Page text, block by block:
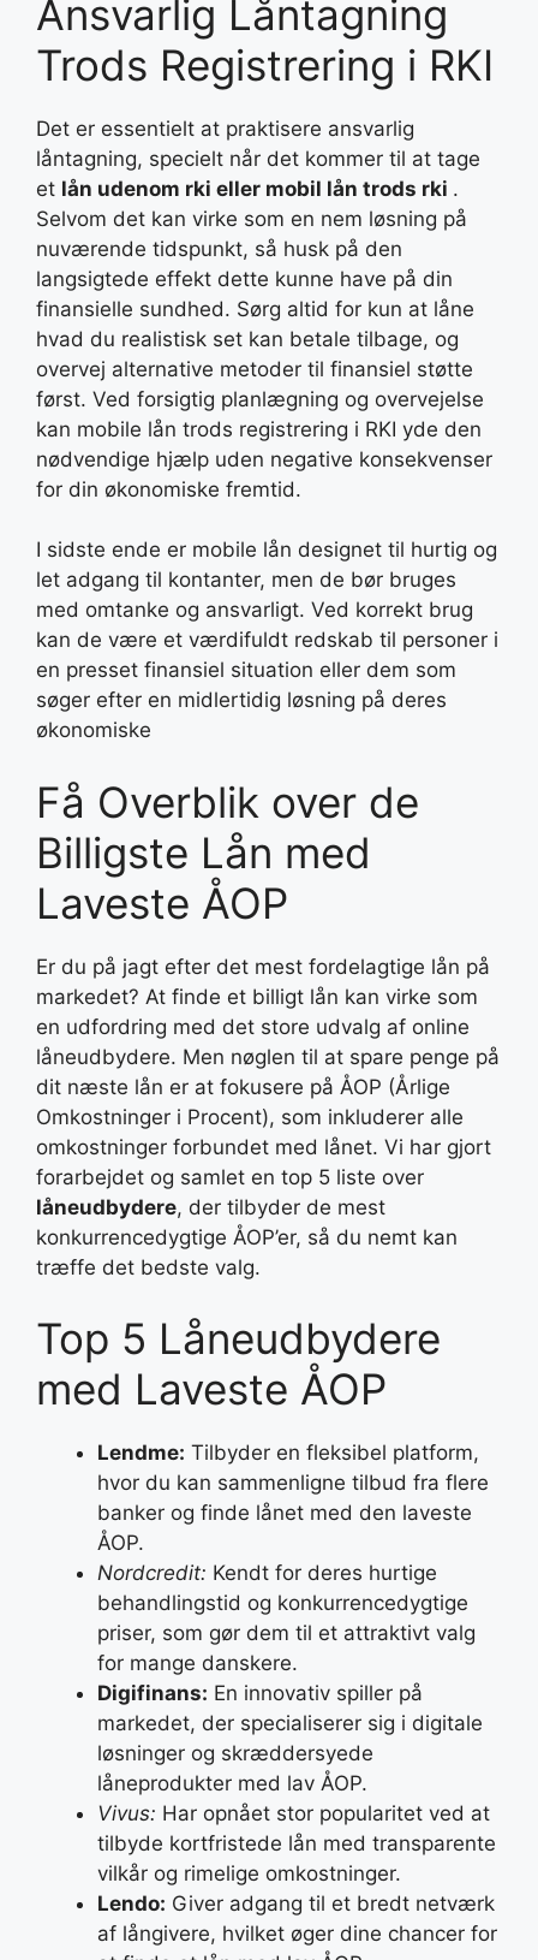
Ansvarlig Låntagning
Trods Registrering i RKI
Det er essentielt at praktisere ansvarlig
låntagning, specielt når det kommer til at tage
et lån udenom rki eller mobil lån trods rki .
Selvom det kan virke som en nem løsning på
nuværende tidspunkt, så husk på den
langsigtede effekt dette kunne have på din
finansielle sundhed. Sørg altid for kun at låne
hvad du realistisk set kan betale tilbage, og
overvej alternative metoder til finansiel støtte
først. Ved forsigtig planlægning og overvejelse
kan mobile lån trods registrering i RKI yde den
nødvendige hjælp uden negative konsekvenser
for din økonomiske fremtid.
I sidste ende er mobile lån designet til hurtig og
let adgang til kontanter, men de bør bruges
med omtanke og ansvarligt. Ved korrekt brug
kan de være et værdifuldt redskab til personer i
en presset finansiel situation eller dem som
søger efter en midlertidig løsning på deres
økonomiske
Få Overblik over de
Billigste Lån med
Laveste ÅOP
Er du på jagt efter det mest fordelagtige lån på
markedet? At finde et billigt lån kan virke som
en udfordring med det store udvalg af online
låneudbydere. Men nøglen til at spare penge på
dit næste lån er at fokusere på ÅOP (Årlige
Omkostninger i Procent), som inkluderer alle
omkostninger forbundet med lånet. Vi har gjort
forarbejdet og samlet en top 5 liste over
låneudbydere, der tilbyder de mest
konkurrencedygtige ÅOP’er, så du nemt kan
træffe det bedste valg.
Top 5 Låneudbydere
med Laveste ÅOP
Lendme: Tilbyder en fleksibel platform,
hvor du kan sammenligne tilbud fra flere
banker og finde lånet med den laveste
ÅOP.
Nordcredit: Kendt for deres hurtige
behandlingstid og konkurrencedygtige
priser, som gør dem til et attraktivt valg
for mange danskere.
Digifinans: En innovativ spiller på
markedet, der specialiserer sig i digitale
løsninger og skræddersyede
låneprodukter med lav ÅOP.
Vivus: Har opnået stor popularitet ved at
tilbyde kortfristede lån med transparente
vilkår og rimelige omkostninger.
Lendo: Giver adgang til et bredt netværk
af långivere, hvilket øger dine chancer for